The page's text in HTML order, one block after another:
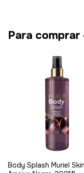
Para
Body Splash Muriel Skin